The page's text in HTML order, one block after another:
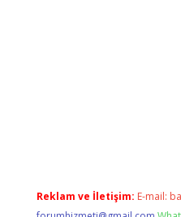
Reklam ve İletişim: E-mail: